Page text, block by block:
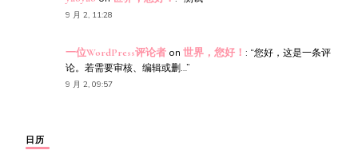
9 月 2, 11:28
一位WordPress评论者 on 世界，您好！ : “您好，这是一条评
论。若需要审核、编辑或删…”
9 月 2, 09:57
日历